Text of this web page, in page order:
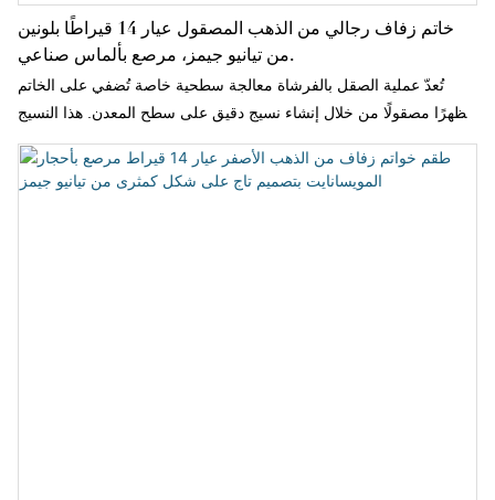
خاتم زفاف رجالي من الذهب المصقول عيار 14 قيراطًا بلونين
من تيانيو جيمز، مرصع بألماس صناعي.
تُعدّ عملية الصقل بالفرشاة معالجة سطحية خاصة تُضفي على الخاتم
مظهرًا مصقولًا من خلال إنشاء نسيج دقيق على سطح المعدن. هذا النسيج
رقيق وغير بارز، مما يمنحه إحساسًا بالفخامة والرقي.